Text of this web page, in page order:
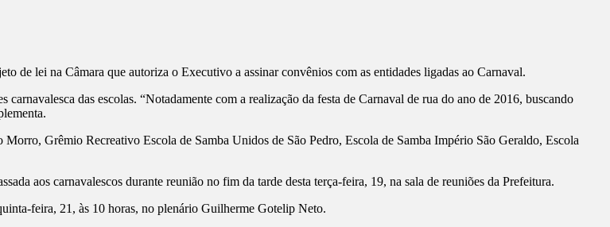
lei na Câmara que autoriza o Executivo a assinar convênios com as entidades ligadas ao Carnaval.
das escolas. “Notadamente com a realização da festa de Carnaval de rua do ano de 2016, buscando
Grêmio Recreativo Escola de Samba Unidos de São Pedro, Escola de Samba Império São Geraldo, Escola
aos carnavalescos durante reunião no fim da tarde desta terça-feira, 19, na sala de reuniões da Prefeitura.
feira, 21, às 10 horas, no plenário Guilherme Gotelip Neto.